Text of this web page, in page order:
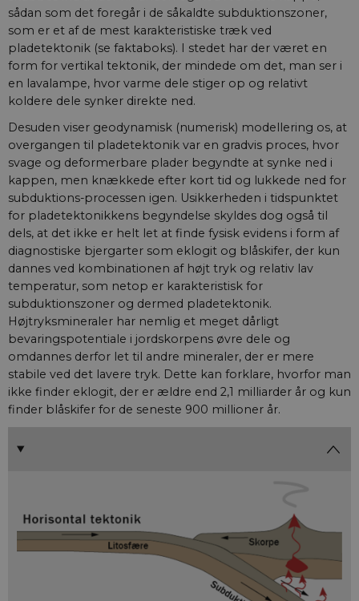
sådan som det foregår i de såkaldte subduktionszoner,
som er et af de mest karakteristiske træk ved
pladetektonik (se faktaboks). I stedet har der været en
form for vertikal tektonik, der mindede om det, man ser i
en lavalampe, hvor varme dele stiger op og relativt
koldere dele synker direkte ned.
Desuden viser geodynamisk (numerisk) modellering os, at
overgangen til pladetektonik var en gradvis proces, hvor
svage og deformerbare plader begyndte at synke ned i
kappen, men knækkede efter kort tid og lukkede ned for
subduktions-processen igen. Usikkerheden i tidspunktet
for pladetektonikkens begyndelse skyldes dog også til
dels, at det ikke er helt let at finde fysisk evidens i form af
diagnostiske bjergarter som eklogit og blåskifer, der kun
dannes ved kombinationen af højt tryk og relativ lav
temperatur, som netop er karakteristisk for
subduktionszoner og dermed pladetektonik.
Højtryksmineraler har nemlig et meget dårligt
bevaringspotentiale i jordskorpens øvre dele og
omdannes derfor let til andre mineraler, der er mere
stabile ved det lavere tryk. Dette kan forklare, hvorfor man
ikke finder eklogit, der er ældre end 2,1 milliarder år og kun
finder blåskifer for de seneste 900 millioner år.